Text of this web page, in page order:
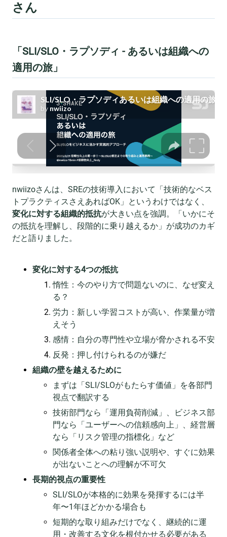
さん
「SLI/SLO・ラプソディ - あるいは組織への
適用の旅」
nwiizoさんは、SREの技術導入において「技術的なベス
トプラクティスさえあればOK」というわけではなく、
変化に対する組織的抵抗が大きい点を強調。「いかにそ
の抵抗を理解し、段階的に乗り越えるか」が成功のカギ
だと語りました。
変化に対する4つの抵抗
惰性：今のやり方で問題ないのに、なぜ変え
る？
労力：新しい学習コストが高い、作業量が増
えそう
感情：自分の専門性や立場が脅かされる不安
反発：押し付けられるのが嫌だ
組織の壁を越えるために
まずは「SLI/SLOがもたらす価値」を各部門
視点で翻訳する
技術部門なら「運用負荷削減」、ビジネス部
門なら「ユーザーへの信頼感向上」、経営層
なら「リスク管理の指標化」など
関係者全体への粘り強い説明や、すぐに効果
が出ないことへの理解が不可欠
長期的視点の重要性
SLI/SLOが本格的に効果を発揮するには半
年〜1年ほどかかる場合も
短期的な取り組みだけでなく、継続的に運
用・改善する文化を根付かせる必要がある